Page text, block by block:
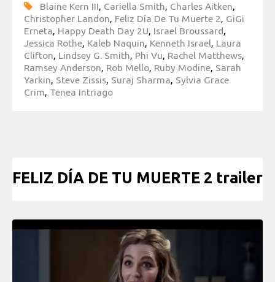
Blaine Kern III, Cariella Smith, Charles Aitken,
Christopher Landon, Feliz Día De Tu Muerte 2, GiGi
Erneta, Happy Death Day 2U, Israel Broussard,
Jessica Rothe, Kaleb Naquin, Kenneth Israel, Laura
Clifton, Lindsey G. Smith, Phi Vu, Rachel Matthews,
Ramsey Anderson, Rob Mello, Ruby Modine, Sarah
Yarkin, Steve Zissis, Suraj Sharma, Sylvia Grace
Crim, Tenea Intriago
FELIZ DÍA DE TU MUERTE 2 trailer